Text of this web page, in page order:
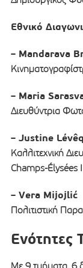
Εθνικό
– Mandarava
– Maria
Διευθύντρια
– Justine
Καλλιτεχνική
Champs-Élysées
– Vera Mijojlić
Πολιτιστική
Ενότητες